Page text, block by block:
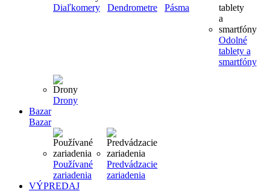
Diaľkomery Dendrometre Pásma
Odolné
tablety a
smartfóny
Drony
Bazar
Bazar
Používané
zariadenia
Predvádzacie
zariadenia
VÝPREDAJ